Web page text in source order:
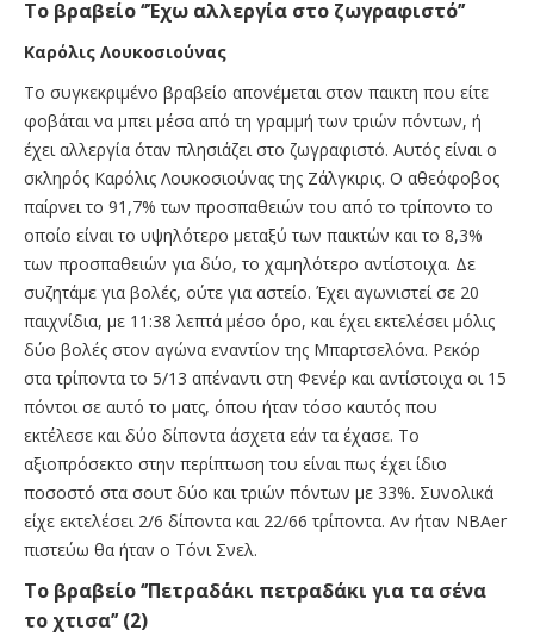
Το βραβείο ‘’Έχω αλλεργία στο ζωγραφιστό’’
Καρόλις Λουκοσιούνας
Το συγκεκριμένο βραβείο απονέμεται στον παικτη που είτε
φοβάται να μπει μέσα από τη γραμμή των τριών πόντων, ή
έχει αλλεργία όταν πλησιάζει στο ζωγραφιστό. Αυτός είναι ο
σκληρός Καρόλις Λουκοσιούνας της Ζάλγκιρις. Ο αθεόφοβος
παίρνει το 91,7% των προσπαθειών του από το τρίποντο το
οποίο είναι το υψηλότερο μεταξύ των παικτών και το 8,3%
των προσπαθειών για δύο, το χαμηλότερο αντίστοιχα. Δε
συζητάμε για βολές, ούτε για αστείο. Έχει αγωνιστεί σε 20
παιχνίδια, με 11:38 λεπτά μέσο όρο, και έχει εκτελέσει μόλις
δύο βολές στον αγώνα εναντίον της Μπαρτσελόνα. Ρεκόρ
στα τρίποντα το 5/13 απέναντι στη Φενέρ και αντίστοιχα οι 15
πόντοι σε αυτό το ματς, όπου ήταν τόσο καυτός που
εκτέλεσε και δύο δίποντα άσχετα εάν τα έχασε. Το
αξιοπρόσεκτο στην περίπτωση του είναι πως έχει ίδιο
ποσοστό στα σουτ δύο και τριών πόντων με 33%. Συνολικά
είχε εκτελέσει 2/6 δίποντα και 22/66 τρίποντα. Aν ήταν ΝΒΑer
πιστεύω θα ήταν ο Τόνι Σνελ.
Το βραβείο ‘’Πετραδάκι πετραδάκι για τα σένα
το χτισα’’ (2)